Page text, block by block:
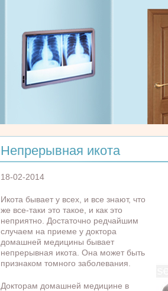
Непрерывная икота
18-02-2014
Икота бывает у всех, и все знают, что
же все-таки это такое, и как это
неприятно. Достаточно редчайшим
случаем на приеме у доктора
домашней медицины бывает
непрерывная икота. Она может быть
признаком томного заболевания.
Докторам домашней медицине в